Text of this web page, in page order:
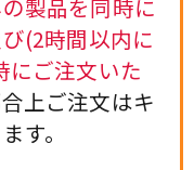
製品を同時に
(2時間以内に
にご注文いた
上ご注文はキ
す。